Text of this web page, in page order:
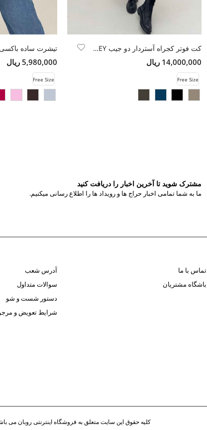
کت فوتر کجراه آستردار دو جیب ASHLEY
14,000,000 ریال
Free Size
تیشرت ساده باکسی
5,980,000 ریال
Free Size
مشترک شوید تا آخرین اخبار را دریافت کنید
ما به شما تمامی اخبار حراج ها و رویداد ها را اطلاع رسانی میکنیم.
تماس با ما
باشگاه مشتریان
آدرس شعب
سوالات متداول
دستور شست و شو
شرایط تعویض و
کلیه حقوق این سایت متعلق به فروشگاه اینترنتی روبان می باشد.